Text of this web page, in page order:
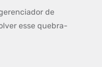
de
esse quebra-